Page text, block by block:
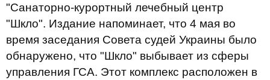
"Санаторно-курортный лечебный центр
"Шкло". Издание напоминает, что 4 мая во
время заседания Совета судей Украины было
обнаружено, что "Шкло" выбывает из сферы
управления ГСА. Этот комплекс расположен в